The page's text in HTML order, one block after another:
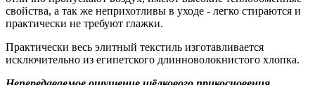
свойства, а так же неприхотливы в уходе - легко стираются и
практически не требуют глажки.
Практически весь элитный текстиль изготавливается
исключительно из египетского длинноволокнистого хлопка.